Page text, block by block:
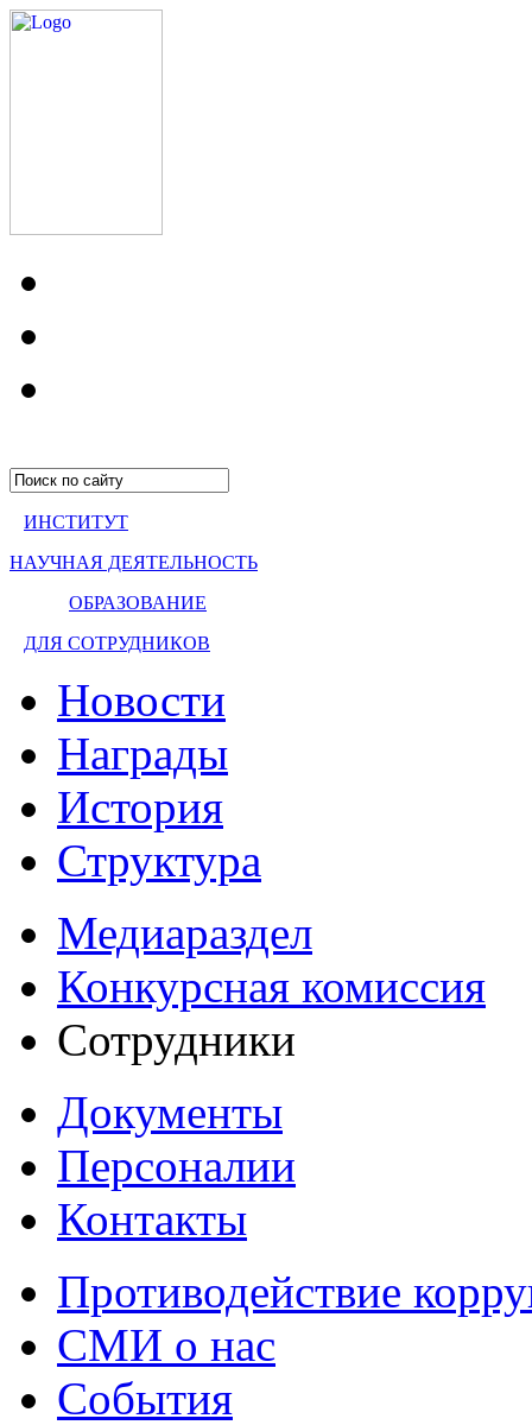
ИНСТИТУТ
НАУЧНАЯ ДЕЯТЕЛЬНОСТЬ
ОБРАЗОВАНИЕ
ДЛЯ СОТРУДНИКОВ
Новости
Награды
История
Структура
Медиараздел
Конкурсная комиссия
Сотрудники
Документы
Персоналии
Контакты
Противодействие
СМИ о нас
События